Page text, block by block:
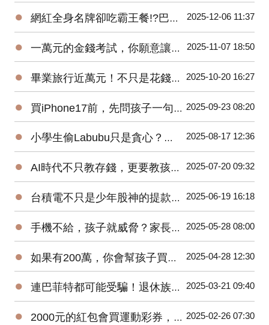
● 網紅全身名牌卻吃霸王餐!?巴菲特提醒:「真正的成功是有人愛你!」 2025-12-06 11:37
● 一萬元的金錢考試，你願意讓孩子交空白卷嗎？ 2025-11-07 18:50
● 畢業旅行近萬元！不只是花錢，更是家庭財務專案！ 2025-10-20 16:27
● 買iPhone17前，先問孩子一句話！ 2025-09-23 08:20
● 小學生偷Labubu只是貪心？當今孩子的金錢觀，悄悄偏離正確軌道！ 2025-08-17 12:36
● AI時代不只教存錢，更要教孩子五個防詐判斷力！ 2025-07-20 09:32
● 台積電不只是少年股神的提款機！是一場只許成功，不許失敗的世紀賭注！ 2025-06-19 16:18
● 手機不給，孩子就威脅？家長如何在AI時代平衡科技與教養？ 2025-05-28 08:00
● 如果有200萬，你會幫孩子買ETF還是唸私立國中？ 2025-04-28 12:30
● 連巴菲特都可能受騙！退休族群更要慎防詐騙！ 2025-03-21 09:40
● 2000元的紅包會買運動彩券，還是夾娃娃？ 2025-02-26 07:30